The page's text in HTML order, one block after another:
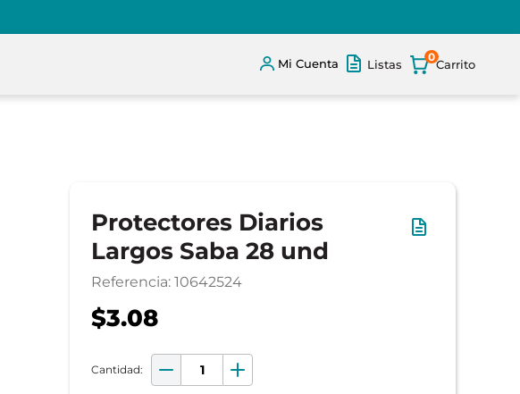
Mi Cuenta Listas
0
Protectores Diarios
Largos Saba 28 und
Referencia: 10642524
$3.08